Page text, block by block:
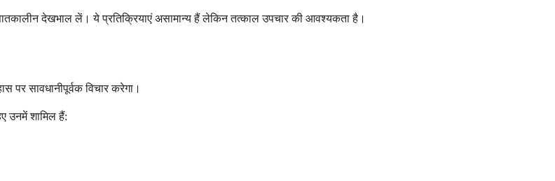
देखभाल लें। ये प्रतिक्रियाएं असामान्य हैं लेकिन तत्काल उपचार की आवश्यकता है।
सावधानीपूर्वक विचार करेगा।
उनमें शामिल हैं: